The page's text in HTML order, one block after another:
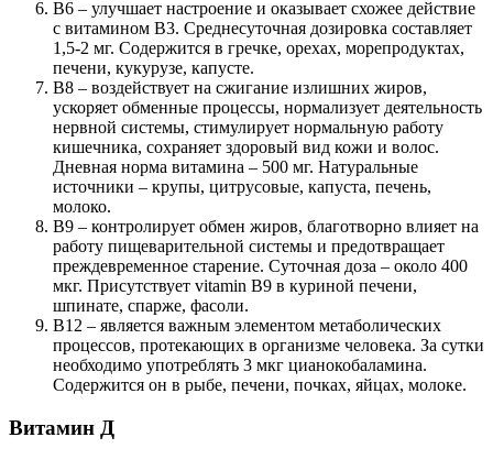
В6 – улучшает настроение и оказывает схожее действие
с витамином В3. Среднесуточная дозировка составляет
1,5-2 мг. Содержится в гречке, орехах, морепродуктах,
печени, кукурузе, капусте.
В8 – воздействует на сжигание излишних жиров,
ускоряет обменные процессы, нормализует деятельность
нервной системы, стимулирует нормальную работу
кишечника, сохраняет здоровый вид кожи и волос.
Дневная норма витамина – 500 мг. Натуральные
источники – крупы, цитрусовые, капуста, печень,
молоко.
В9 – контролирует обмен жиров, благотворно влияет на
работу пищеварительной системы и предотвращает
преждевременное старение. Суточная доза – около 400
мкг. Присутствует vitamin В9 в куриной печени,
шпинате, спарже, фасоли.
В12 – является важным элементом метаболических
процессов, протекающих в организме человека. За сутки
необходимо употреблять 3 мкг цианокобаламина.
Содержится он в рыбе, печени, почках, яйцах, молоке.
Витамин Д